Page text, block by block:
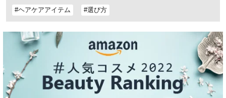
#ヘアケアアイテム #選び方